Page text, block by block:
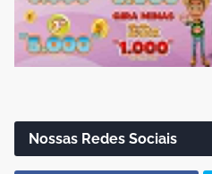
Nossas Redes Sociais